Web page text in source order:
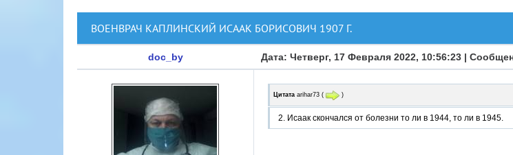
ВОЕНВРАЧ КАПЛИНСКИЙ ИСААК БОРИСОВИЧ 1907 Г.
doc_by Дата: Четверг, 17 Февраля 2022, 10:56:23 |
Цитата arihar73 ( )
2. Исаак скончался от болезни то ли в 1944, то ли в 1945.